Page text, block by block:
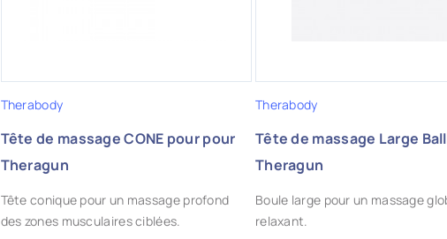
Therabody
Tête de massage CONE pour pour
Theragun
Tête conique pour un massage profond
des zones musculaires ciblées.
Therabody
Tête de massage Large
Theragun
Boule large pour un massage
relaxant.